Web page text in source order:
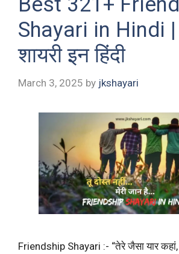
Shayari in Hindi
शायरी इन हिंदी
March 3, 2025 by jkshayari
Friendship Shayari :- “तेरे जैसा यार कहां,